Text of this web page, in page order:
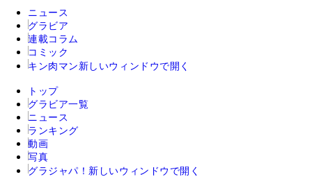
ニュース
グラビア
連載コラム
コミック
キン肉マン 新しいウィンドウで開く
トップ
グラビア一覧
ニュース
ランキング
動画
写真
グラジャパ！ 新しいウィンドウで開く